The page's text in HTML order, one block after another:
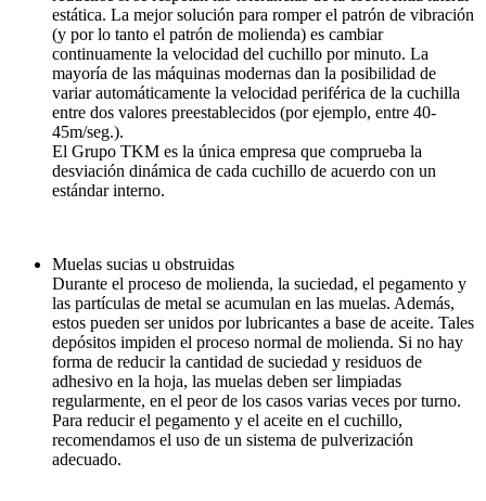
estática. La mejor solución para romper el patrón de vibración
(y por lo tanto el patrón de molienda) es cambiar
continuamente la velocidad del cuchillo por minuto. La
mayoría de las máquinas modernas dan la posibilidad de
variar automáticamente la velocidad periférica de la cuchilla
entre dos valores preestablecidos (por ejemplo, entre 40-
45m/seg.).
El Grupo TKM es la única empresa que comprueba la
desviación dinámica de cada cuchillo de acuerdo con un
estándar interno.
Muelas sucias u obstruidas
Durante el proceso de molienda, la suciedad, el pegamento y
las partículas de metal se acumulan en las muelas. Además,
estos pueden ser unidos por lubricantes a base de aceite. Tales
depósitos impiden el proceso normal de molienda. Si no hay
forma de reducir la cantidad de suciedad y residuos de
adhesivo en la hoja, las muelas deben ser limpiadas
regularmente, en el peor de los casos varias veces por turno.
Para reducir el pegamento y el aceite en el cuchillo,
recomendamos el uso de un sistema de pulverización
adecuado.